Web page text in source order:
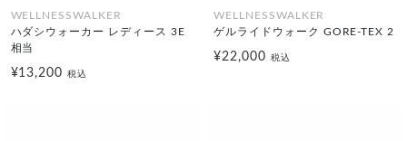
WELLNESSWALKER
ハダシウォーカー レディース 3E
相当
¥13,200税込
WELLNESSWALKER
ゲルライドウォーク GORE-TEX 2
¥22,000 税込